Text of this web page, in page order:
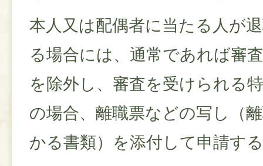
本人又は配偶者に当たる人が
る場合には、通常であれば審
を除外し、審査を受けられる
の場合、離職票などの写し（
かる書類）を添付して申請す